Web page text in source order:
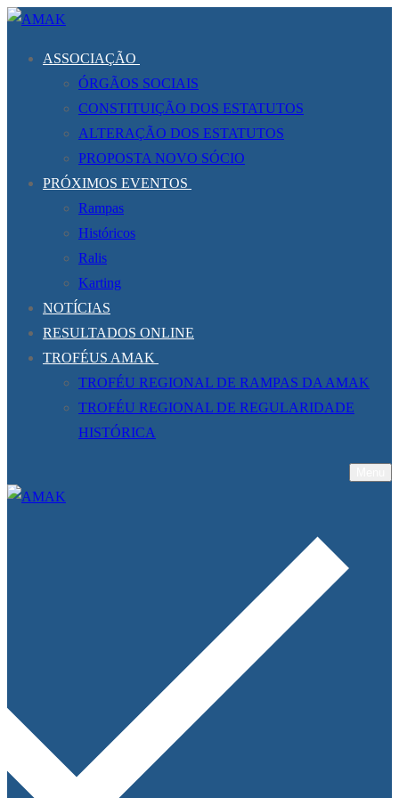
Saltar
conteúdo
Menu
Fechar
ASSOCIAÇÃO
ÓRGÃOS SOCIAIS
CONSTITUIÇÃO DOS ESTATUTOS
ALTERAÇÃO DOS ESTATUTOS
PROPOSTA NOVO SÓCIO
PRÓXIMOS EVENTOS
Rampas
Históricos
Ralis
Karting
NOTÍCIAS
RESULTADOS ONLINE
TROFÉUS AMAK
TROFÉU REGIONAL DE RAMPAS DA AMAK
TROFÉU REGIONAL DE REGULARIDADE
HISTÓRICA